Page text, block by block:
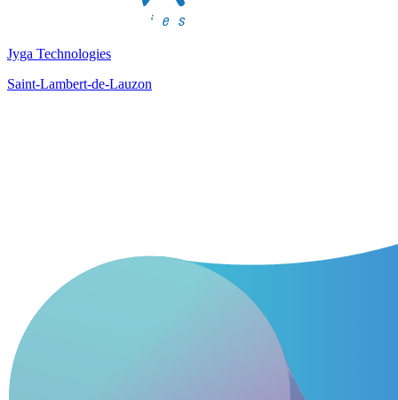
Jyga Technologies
Saint-Lambert-de-Lauzon